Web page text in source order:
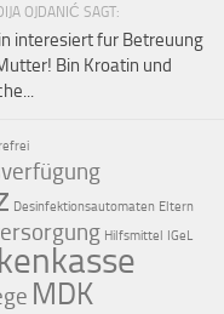
OJDANIĆ SAGT:
interesiert fur Betreuung
Bin Kroatin und
Desinfektionsautomaten Eltern
Hilfsmittel IGeL
MDK